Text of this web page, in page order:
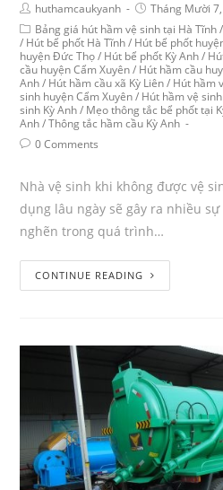
huthamcaukyanh
Tháng Mười
Bảng giá hút hầm vệ sinh tại Hà Tĩnh /
/ Hút bể phốt Hà Tĩnh / Hút bể phốt
huyện Đức Thọ / Hút bể phốt Kỳ Anh /
cầu huyện Cẩm Xuyên / Hút hầm cầu
Anh / Hút hầm cầu xã Kỳ Liên / Hút hầm
sinh huyện Cẩm Xuyên / Hút hầm vệ
sinh Kỳ Anh / Mẹo thông tắc bể phốt tại
Anh / Thông tắc hầm cầu Kỳ Anh
0 Comments
Nhà vệ sinh khi không được vệ
dụng lâu ngày sẽ gây ra nhiều
nghẽn trong quá trình…
CONTINUE READING